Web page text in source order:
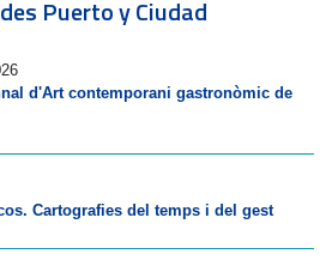
Puerto y Ciudad
d'Art contemporani gastronòmic de
Cartografies del temps i del gest